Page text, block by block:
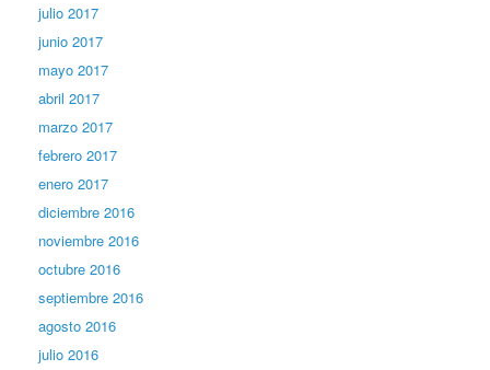
julio 2017
junio 2017
mayo 2017
abril 2017
marzo 2017
febrero 2017
enero 2017
diciembre 2016
noviembre 2016
octubre 2016
septiembre 2016
agosto 2016
julio 2016